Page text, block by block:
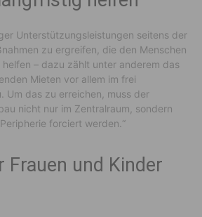
Unterstützungsleistungen seitens der
zu ergreifen, die den Menschen
– dazu zählt unter anderem das
Mieten vor allem im frei
Um das zu erreichen, muss der
nicht nur im Zentralraum, sondern
forciert werden.“
Frauen und Kinder